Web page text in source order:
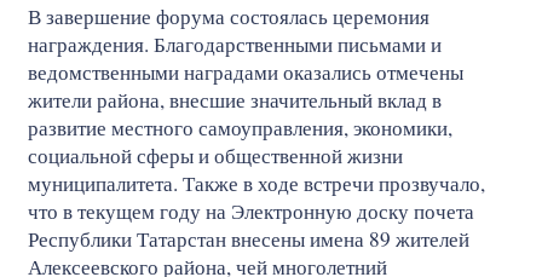
В завершение форума состоялась церемония
награждения. Благодарственными письмами и
ведомственными наградами оказались отмечены
жители района, внесшие значительный вклад в
развитие местного самоуправления, экономики,
социальной сферы и общественной жизни
муниципалитета. Также в ходе встречи прозвучало,
что в текущем году на Электронную доску почета
Республики Татарстан внесены имена 89 жителей
Алексеевского района, чей многолетний